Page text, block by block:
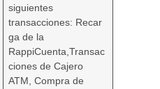
siguientes
transacciones: Recar
ga de la
RappiCuenta,Transac
ciones de Cajero
ATM, Compra de